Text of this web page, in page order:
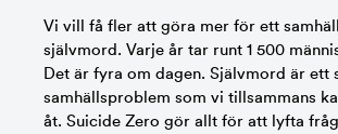
Vi vill få fler att göra mer för ett
självmord. Varje år tar runt 1 500
Det är fyra om dagen. Självmord är ett
samhällsproblem som vi tillsammans
åt. Suicide Zero gör allt för att lyfta